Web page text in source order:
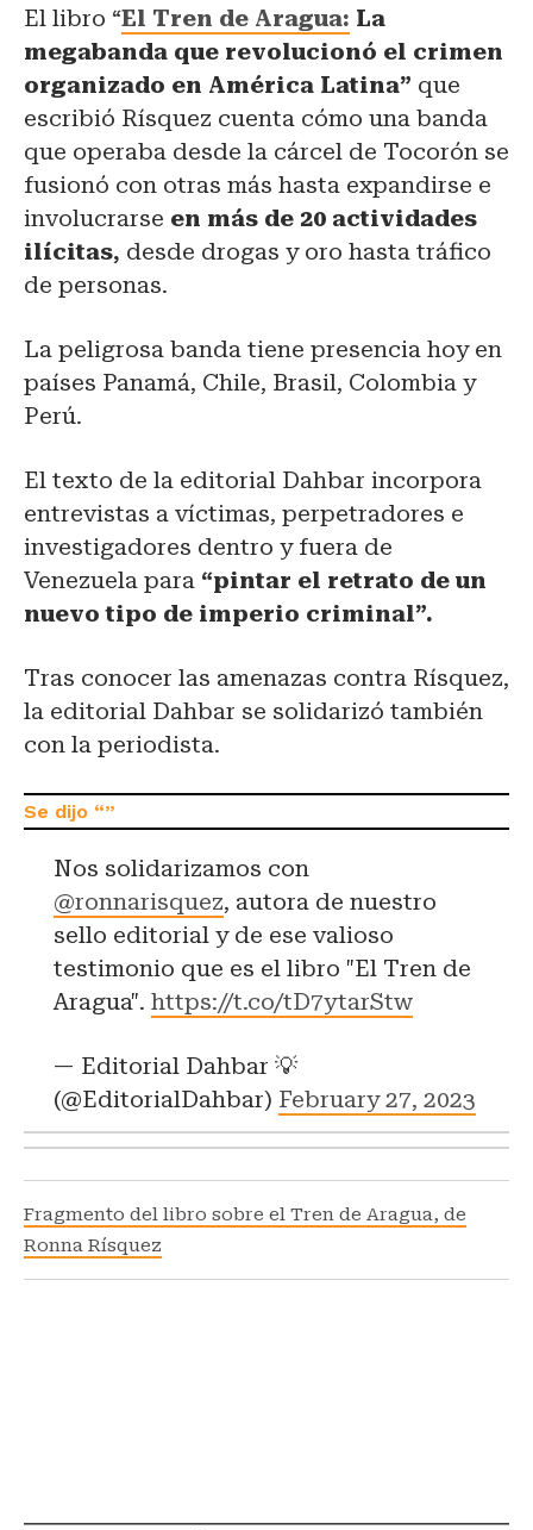
El libro “El Tren de Aragua: La
megabanda que revolucionó el crimen
organizado en América Latina” que
escribió Rísquez cuenta cómo una banda
que operaba desde la cárcel de Tocorón se
fusionó con otras más hasta expandirse e
involucrarse en más de 20 actividades
ilícitas, desde drogas y oro hasta tráfico
de personas.
La peligrosa banda tiene presencia hoy en
países Panamá, Chile, Brasil, Colombia y
Perú.
El texto de la editorial Dahbar incorpora
entrevistas a víctimas, perpetradores e
investigadores dentro y fuera de
Venezuela para “pintar el retrato de un
nuevo tipo de imperio criminal”.
Tras conocer las amenazas contra Rísquez,
la editorial Dahbar se solidarizó también
con la periodista.
Nos solidarizamos con
@ronnarisquez, autora de nuestro
sello editorial y de ese valioso
testimonio que es el libro "El Tren de
Aragua". https://t.co/tD7ytarStw
— Editorial Dahbar 💡
(@EditorialDahbar) February 27, 2023
Fragmento del libro sobre el Tren de Aragua, de
Ronna Rísquez